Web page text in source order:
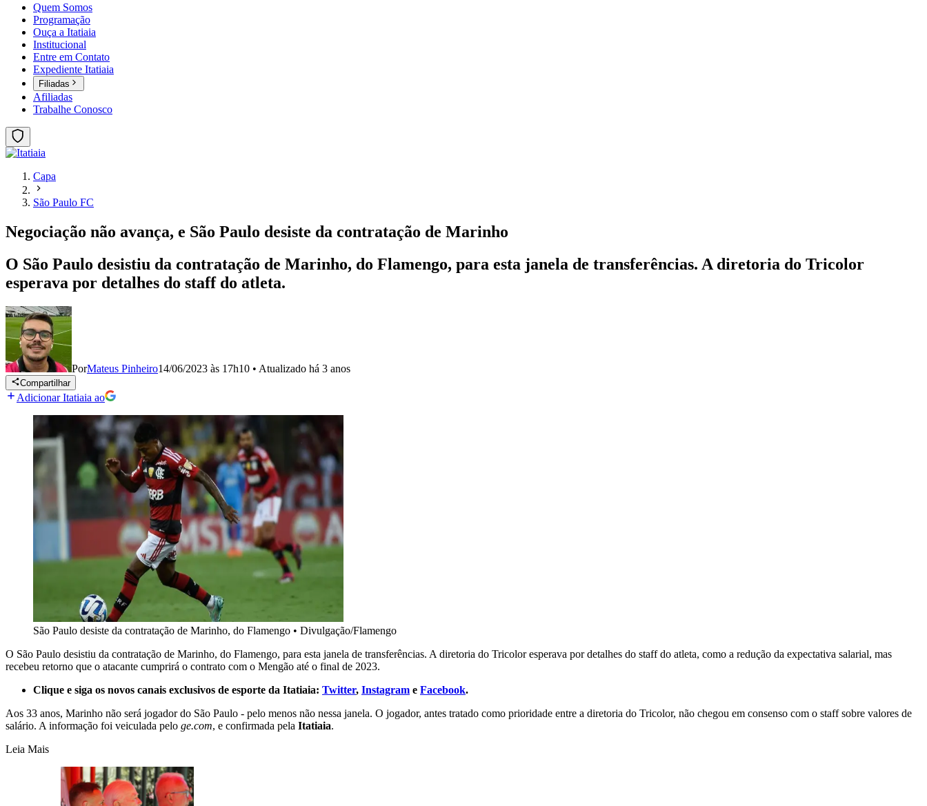
Quem Somos
Programação
Ouça a Itatiaia
Institucional
Entre em Contato
Expediente Itatiaia
Filiadas
Afiliadas
Trabalhe Conosco
Capa
São Paulo FC
Negociação não avança, e São Paulo desiste da contratação de Marinho
O São Paulo desistiu da contratação de Marinho, do Flamengo, para esta janela de transferências. A diretoria do Tricolor
esperava por detalhes do staff do atleta.
PorMateus Pinheiro14/06/2023 às 17h10 • Atualizado há 3 anos
Compartilhar
Adicionar Itatiaia ao
São Paulo desiste da contratação de Marinho, do Flamengo • Divulgação/Flamengo
O São Paulo desistiu da contratação de Marinho, do Flamengo, para esta janela de transferências. A diretoria do Tricolor esperava por detalhes do staff do atleta, como a redução da expectativa salarial, mas
recebeu retorno que o atacante cumprirá o contrato com o Mengão até o final de 2023.
Clique e siga os novos canais exclusivos de esporte da Itatiaia: Twitter, Instagram e Facebook.
Aos 33 anos, Marinho não será jogador do São Paulo - pelo menos não nessa janela. O jogador, antes tratado como prioridade entre a diretoria do Tricolor, não chegou em consenso com o staff sobre valores de
salário. A informação foi veiculada pelo ge.com, e confirmada pela Itatiaia.
Leia Mais